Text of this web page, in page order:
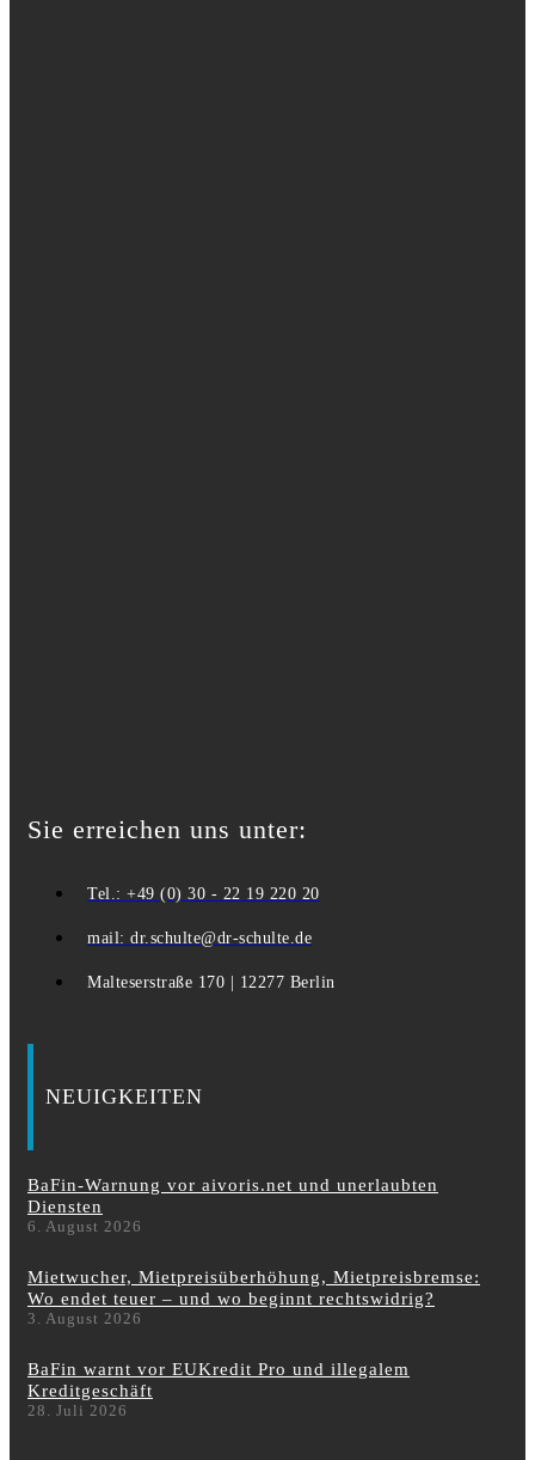
Sie erreichen uns unter:
Tel.: +49 (0) 30 - 22 19 220 20
mail: dr.schulte@dr-schulte.de
Malteserstraße 170 | 12277 Berlin
NEUIGKEITEN
BaFin-Warnung vor aivoris.net und unerlaubten
Diensten
6. August 2026
Mietwucher, Mietpreisüberhöhung, Mietpreisbremse:
Wo endet teuer – und wo beginnt rechtswidrig?
3. August 2026
BaFin warnt vor EUKredit Pro und illegalem
Kreditgeschäft
28. Juli 2026